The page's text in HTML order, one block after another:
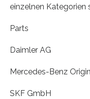
einzelnen Kategorien
Parts
Daimler AG
Mercedes-Benz
SKF GmbH